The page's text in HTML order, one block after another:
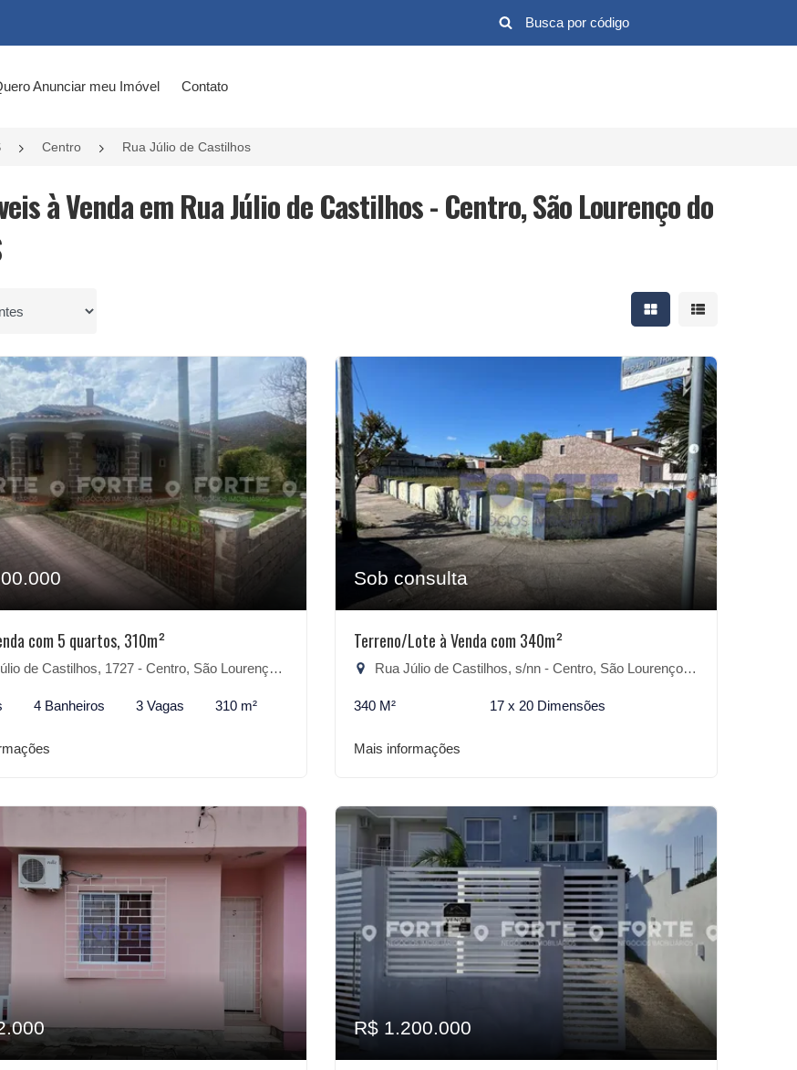
Anunciar meu Imóvel Contato
Centro Rua Júlio de Castilhos
à Venda em Rua Júlio de Castilhos - Centro, São Lourenço do
Mostrar resultados em
Mostrar
com 5 quartos, 310m²
de Castilhos, 1727 - Centro, São Lourenço do Sul-RS
4 Banheiros 3 Vagas 310 m²
Sob consulta
Terreno/Lote à Venda com 340m²
Rua Júlio de Castilhos, s/nn - Centro, São Lourenço do Sul-RS
340 M² 17 x 20 Dimensões
Mais informações
R$ 1.200.000